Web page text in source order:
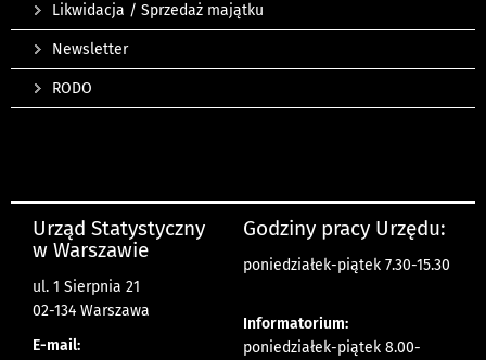
Likwidacja / Sprzedaż majątku
Newsletter
RODO
Urząd Statystyczny
w Warszawie
ul. 1 Sierpnia 21
02-134 Warszawa
E-mail:
Godziny pracy Urzędu:
poniedziałek-piątek 7.30-15.30
Informatorium:
poniedziałek-piątek 8.00-